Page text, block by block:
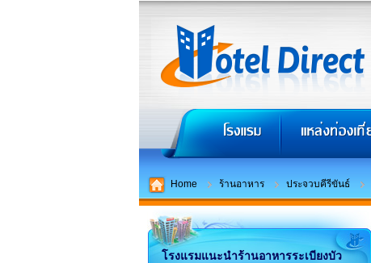
Home ร้านอาหาร ประจวบคีรีขันธ์
โรงแรมแนะนำร้านอาหารระเบียงบัว